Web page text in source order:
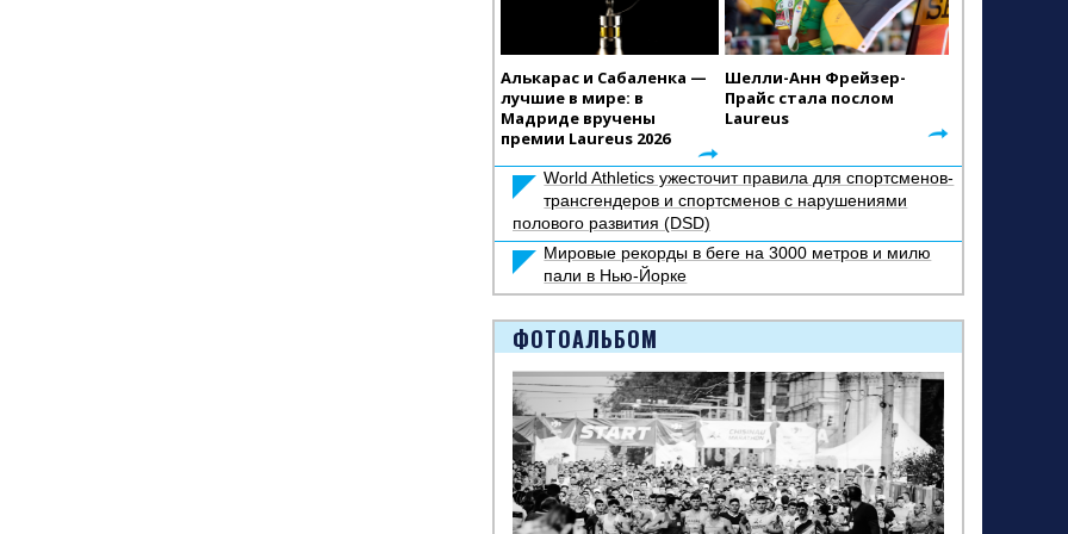
Алькарас и Сабаленка —
лучшие в мире: в
Мадриде вручены
премии Laureus 2026
Шелли-Анн Фрейзер-
Прайс стала послом
Laureus
World Athletics ужесточит правила для спортсменов-
трансгендеров и спортсменов с нарушениями
полового развития (DSD)
Мировые рекорды в беге на 3000 метров и милю
пали в Нью-Йорке
ФОТОАЛЬБОМ